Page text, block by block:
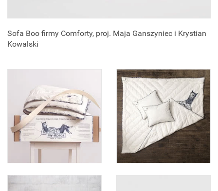
Sofa Boo firmy Comforty, proj. Maja Ganszyniec i Krystian
Kowalski